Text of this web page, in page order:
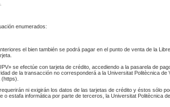
enumerados:
el bien también se podrá pagar en el punto de venta de la
se efectúe con tarjeta de crédito, accediendo a la pasarela de
de la transacción no corresponderá a la Universitat Politècnica de
ni exigirán los datos de las tarjetas de crédito y éstos sólo
estafa informática por parte de terceros, la Universitat Politècnica